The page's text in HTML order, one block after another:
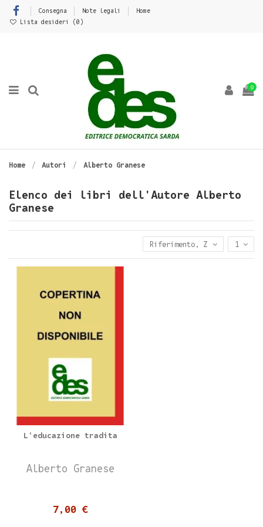
Consegna Note legali
Home
Lista desideri (0 )
0
Home Autori Alberto Granese
Elenco dei libri dell'Autore Alberto
Granese
Riferimento, Z - A 1
L'educazione tradita
Alberto Granese
7,00 €